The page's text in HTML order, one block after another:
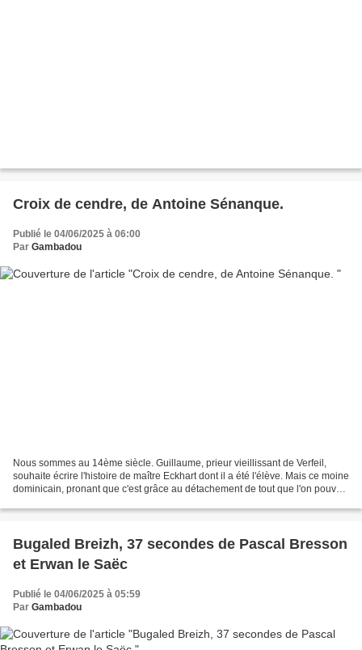
Croix de cendre, de Antoine Sénanque.
Publié le 04/06/2025 à 06:00
Par Gambadou
Nous sommes au 14ème siècle. Guillaume, prieur vieillissant de Verfeil,
souhaite écrire l'histoire de maître Eckhart dont il a été l'élève. Mais ce moine
dominicain, pronant que c'est grâce au détachement de tout que l'on pouvait
Bugaled Breizh, 37 secondes de Pascal Bresson
et Erwan le Saëc
Publié le 04/06/2025 à 05:59
Par Gambadou